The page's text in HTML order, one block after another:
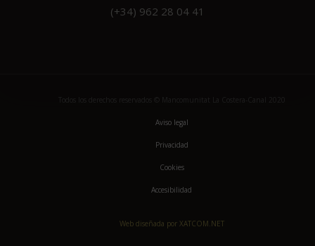
(+34) 962 28 04 41
Aviso legal
Privacidad
Cookies
Accesibilidad
Web diseñada por XATCOM.NET